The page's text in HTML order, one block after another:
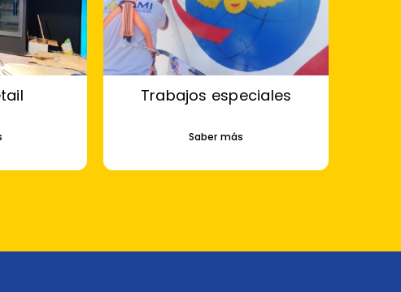
Trabajos especiales
Saber más